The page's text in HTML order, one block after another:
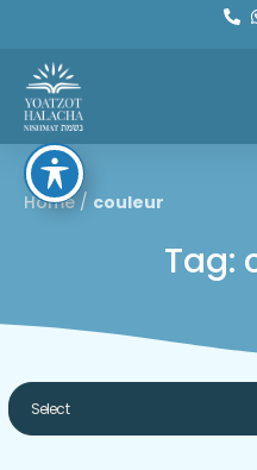
Home/ couleur
Tag: